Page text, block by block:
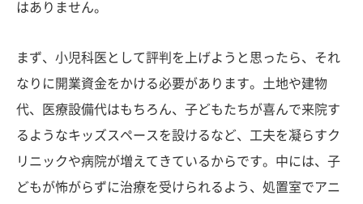
はありません。
まず、小児科医として評判を上げようと思ったら、それ
なりに開業資金をかける必要があります。土地や建物
代、医療設備代はもちろん、子どもたちが喜んで来院す
るようなキッズスペースを設けるなど、工夫を凝らすク
リニックや病院が増えてきているからです。中には、子
どもが怖がらずに治療を受けられるよう、処置室でアニ